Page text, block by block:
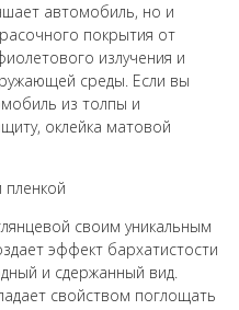
автомобиль, но и
покрытия от
излучения и
среды. Если вы
из толпы и
оклейка матовой
своим уникальным
эффект бархатистости
и сдержанный вид.
свойством поглощать